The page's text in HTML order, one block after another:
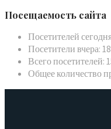
Посещаемость сайта
Посетителей
Посетители вчера:
Всего посетителей:
Общее количество